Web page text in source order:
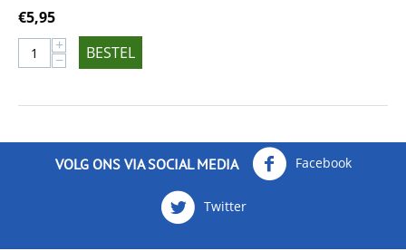
€5,95
+
− BESTEL
VOLG ONS VIA SOCIAL MEDIA Facebook
Twitter